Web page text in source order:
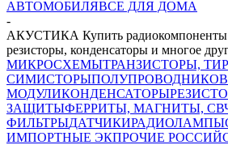
АВТОМОБИЛЯВСЕ ДЛЯ ДОМА
-
АКУСТИКА Купить радиокомпоненты:
резисторы, конденсаторы и многое
МИКРОСХЕМЫТРАНЗИСТОРЫ,
СИМИСТОРЫ
МОДУЛИКОНДЕНСАТОРЫ
ЗАЩИТЫФЕРРИТЫ, МАГНИТЫ,
ФИЛЬТРЫДАТЧИКИРАДИОЛАМПЫ
ИМПОРТНЫЕ ЭКПРОЧИЕ